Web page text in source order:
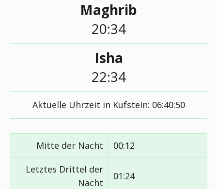
Maghrib
20:34
Isha
22:34
Aktuelle Uhrzeit in Kufstein: 06:40:50
Mitte der Nacht 00:12
Letztes Drittel der
Nacht
01:24